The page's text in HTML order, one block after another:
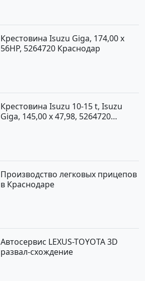
Крестовина Isuzu Giga, 174,00 x
56HP, 5264720 Краснодар
Крестовина Isuzu 10-15 t, Isuzu
Giga, 145,00 x 47,98, 5264720
Производство легковых прицепов
в Краснодаре
Автосервис LEXUS-TOYOTA 3D
развал-схождение